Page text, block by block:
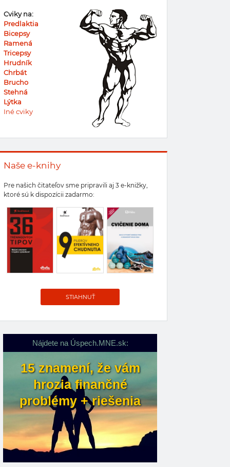
Cviky na:
Predlaktia
Bicepsy
Ramená
Tricepsy
Hrudník
Chrbát
Brucho
Stehná
Lýtka
Iné cviky
Naše e-knihy
Pre našich čitateľov sme pripravili aj 3 e-knižky,
ktoré sú k dispozícii zadarmo:
STIAHNUŤ